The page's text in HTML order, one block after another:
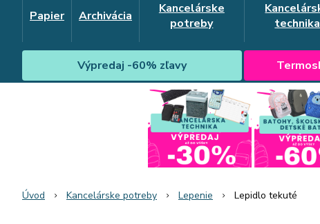
Papier Archivácia
Kancelárske
potreby
technika
Výpredaj -60% zľavy
Úvod Kancelárske potreby Lepenie Lepidlo tekuté